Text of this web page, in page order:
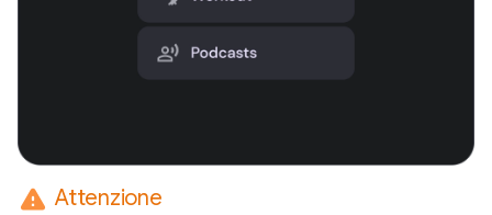
warning Attenzione